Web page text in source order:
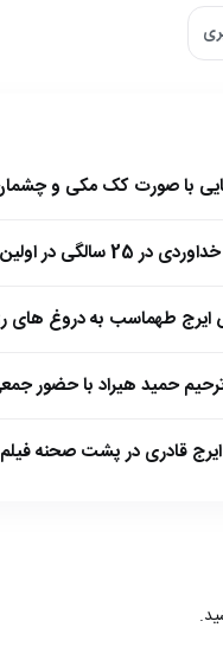
با صورت کک مکی و چشمان
فیلمش در کنار شهاب حسینی
طهماسب به دروغ های
حمید هیراد با حضور
قادری در پشت صحنه فیلم